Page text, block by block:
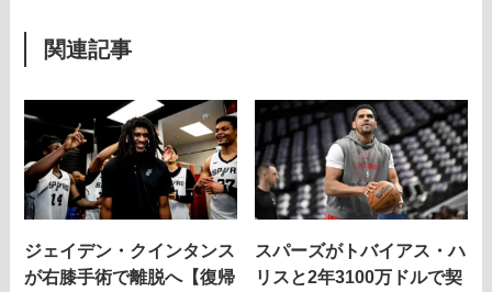
関連記事
ジェイデン・クインタンス
が右膝手術で離脱へ【復帰
スパーズがトバイアス・ハ
リスと2年3100万ドルで契